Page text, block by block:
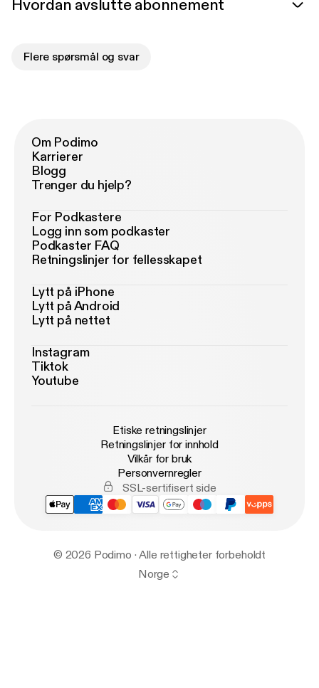
Hvordan avslutte abonnement
Flere spørsmål og svar
Om Podimo
Karrierer
Blogg
Trenger du hjelp?
For Podkastere
Logg inn som podkaster
Podkaster FAQ
Retningslinjer for fellesskapet
Lytt på iPhone
Lytt på Android
Lytt på nettet
Instagram
Tiktok
Youtube
Etiske retningslinjer
Retningslinjer for innhold
Vilkår for bruk
Personvernregler
SSL-sertifisert side
© 2026 Podimo · Alle rettigheter forbeholdt
Norge